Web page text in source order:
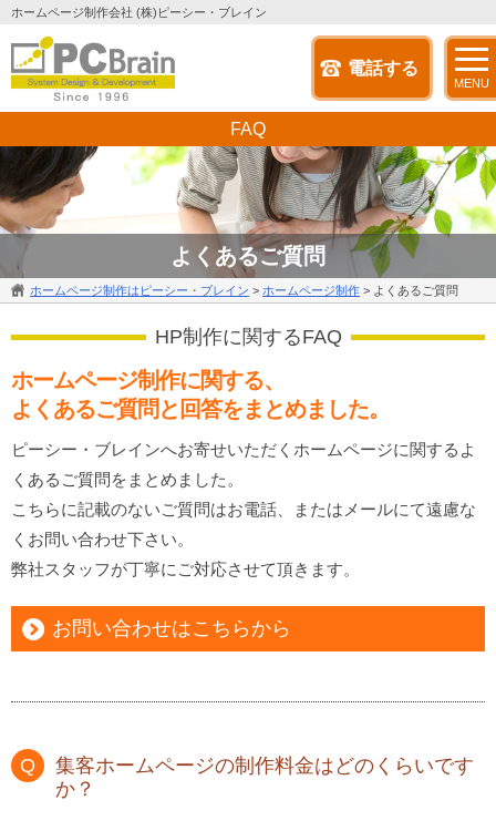
ホームページ制作会社 (株)ピーシー・ブレイン
電話する
MENU
よくあるご質問
FAQ
ホームページ制作はピーシー・ブレイン > ホームページ制作 > よくあるご質問
HP制作に関するFAQ
ホームページ制作に関する、
よくあるご質問と回答をまとめました。
ピーシー・ブレインへお寄せいただくホームページに関するよ
くあるご質問をまとめました。
こちらに記載のないご質問はお電話、またはメールにて遠慮な
くお問い合わせ下さい。
弊社スタッフが丁寧にご対応させて頂きます。
お問い合わせはこちらから
集客ホームページの制作料金はどのくらいです
か？